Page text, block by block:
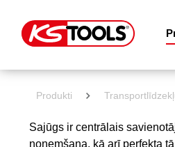
Produkti
Sajūgs ir centrālais
noņemšana, kā arī perfekta